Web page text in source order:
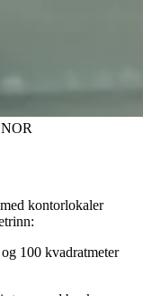
NOR
kontorlokaler
100 kvadratmeter